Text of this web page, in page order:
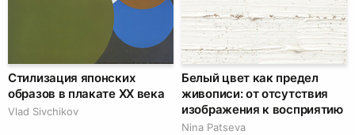
Стилизация японских
образов в плакате XX века
Vlad Sivchikov
Белый цвет как предел
живописи: от отсутствия
изображения к восприятию
Nina Patseva